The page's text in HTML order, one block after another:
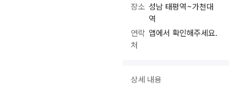
장소 성남 태평역~가천대
역
연락
처
앱에서 확인해주세요.
상세 내용